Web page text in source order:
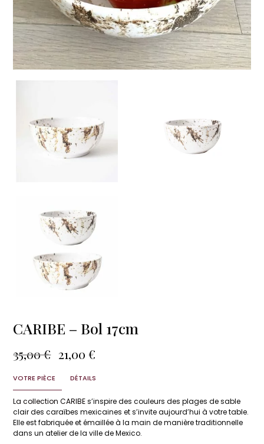
CARIBE – Bol 17cm
35,00€ Le
prix
initial
était :
35,00 €.
21,00€
actuel
21,00 €.
VOTRE PIÈCE DÉTAILS
La collection CARIBEs’inspire des couleurs des plages de sable
clair des caraïbes mexicaines et s’invite aujourd’hui à votre table.
Elle est fabriquée et émaillée à la main de manière traditionnelle
dans un atelier de la ville de Mexico.